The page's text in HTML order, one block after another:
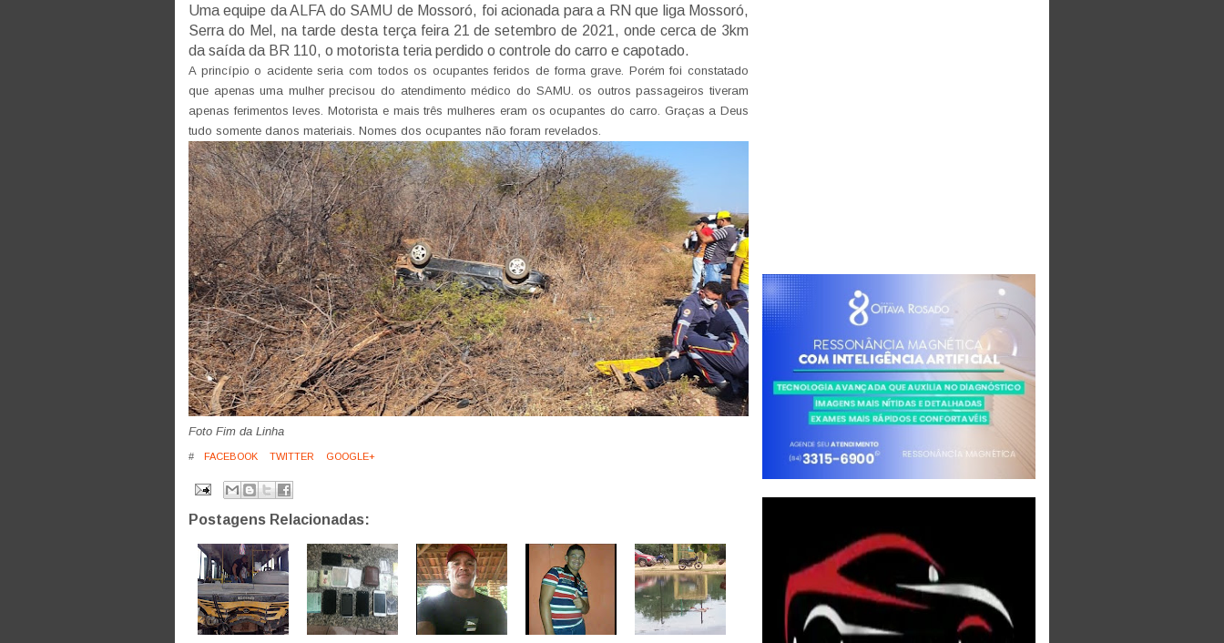
Uma equipe da ALFA do SAMU de Mossoró, foi acionada para a RN que liga Mossoró,
Serra do Mel, na tarde desta terça feira 21 de setembro de 2021, onde cerca de 3km
da saída da BR 110, o motorista teria perdido o controle do carro e capotado.
A princípio o acidente seria com todos os ocupantes feridos de forma grave. Porém foi constatado
que apenas uma mulher precisou do atendimento médico do SAMU. os outros passageiros tiveram
apenas ferimentos leves. Motorista e mais três mulheres eram os ocupantes do carro. Graças a Deus
tudo somente danos materiais. Nomes dos ocupantes não foram revelados.
Foto Fim da Linha
# FACEBOOK TWITTER GOOGLE+
Postagens Relacionadas: